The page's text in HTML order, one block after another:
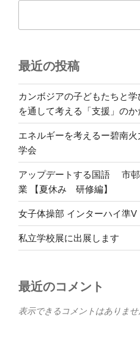
最近の投稿
カンボジアの子どもたちと
を通して考える「支援」のか
エネルギーを考えるー碧南
学会
アップデートする国語 市
業 【夏休み 研修編】
女子体操部 インターハイ準V
私立学校展に出展します
最近のコメント
表示できるコメントはありませ